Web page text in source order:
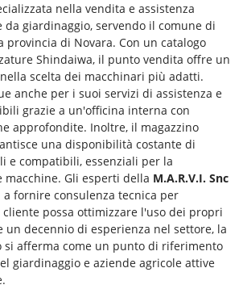
nella vendita e assistenza
da giardinaggio, servendo il comune di
provincia di Novara. Con un catalogo
Shindaiwa, il punto vendita offre un
scelta dei macchinari più adatti.
anche per i suoi servizi di assistenza e
grazie a un'officina interna con
approfondite. Inoltre, il magazzino
una disponibilità costante di
e compatibili, essenziali per la
macchine. Gli esperti della M.A.R.V.I. Snc
fornire consulenza tecnica per
possa ottimizzare l'uso dei propri
un decennio di esperienza nel settore, la
si afferma come un punto di riferimento
giardinaggio e aziende agricole attive